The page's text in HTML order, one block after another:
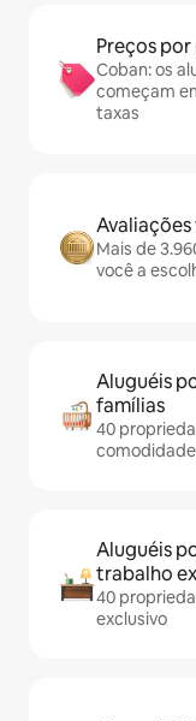
Preços
Coban: os
começam
taxas
Mais de
você a
Aluguéis
famílias
40
Aluguéis
trabalho
40
exclusivo